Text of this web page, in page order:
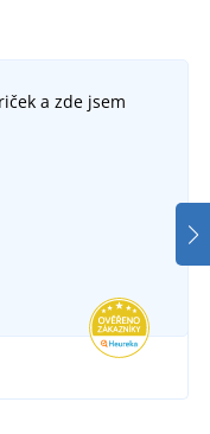
a zde jsem